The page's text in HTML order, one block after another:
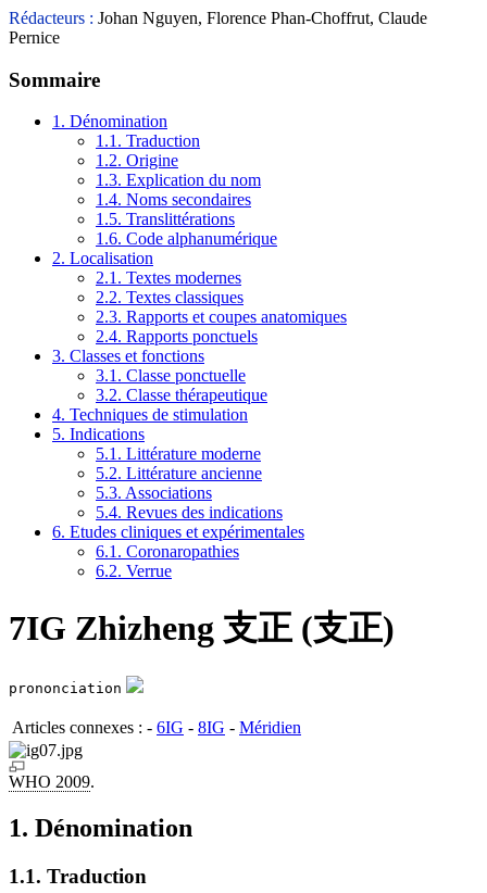
Rédacteurs : Johan Nguyen, Florence Phan-Choffrut, Claude
Pernice
Sommaire
1. Dénomination
1.1. Traduction
1.2. Origine
1.3. Explication du nom
1.4. Noms secondaires
1.5. Translittérations
1.6. Code alphanumérique
2. Localisation
2.1. Textes modernes
2.2. Textes classiques
2.3. Rapports et coupes anatomiques
2.4. Rapports ponctuels
3. Classes et fonctions
3.1. Classe ponctuelle
3.2. Classe thérapeutique
4. Techniques de stimulation
5. Indications
5.1. Littérature moderne
5.2. Littérature ancienne
5.3. Associations
5.4. Revues des indications
6. Etudes cliniques et expérimentales
6.1. Coronaropathies
6.2. Verrue
7IG Zhizheng 支正 (支正)
prononciation
Articles connexes : - 6IG - 8IG - Méridien
WHO 2009.
1. Dénomination
1.1. Traduction